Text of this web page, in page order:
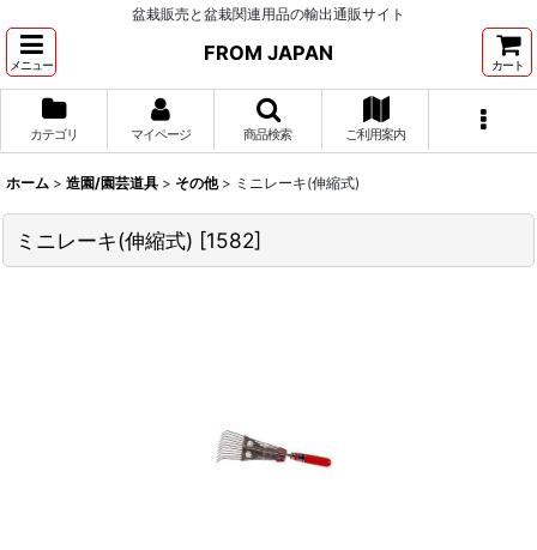
盆栽販売と盆栽関連用品の輸出通販サイト
メニュー
FROM JAPAN
カート
カテゴリ マイページ 商品検索 ご利用案内
ホーム > 造園/園芸道具 > その他 > ミニレーキ(伸縮式)
ミニレーキ(伸縮式) [1582]